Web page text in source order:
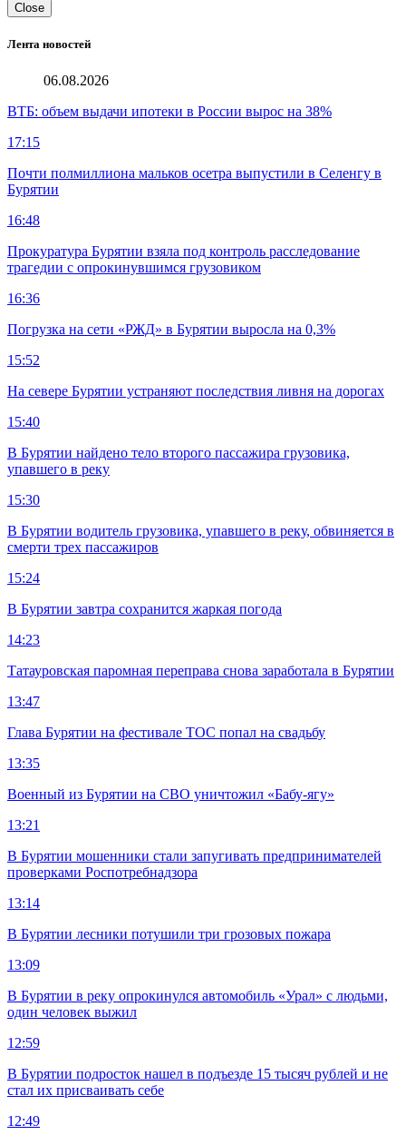
Close
Лента новостей
06.08.2026
ВТБ: объем выдачи ипотеки в России вырос на 38%
17:15
Почти полмиллиона мальков осетра выпустили в Селенгу в
Бурятии
16:48
Прокуратура Бурятии взяла под контроль расследование
трагедии с опрокинувшимся грузовиком
16:36
Погрузка на сети «РЖД» в Бурятии выросла на 0,3%
15:52
На севере Бурятии устраняют последствия ливня на дорогах
15:40
В Бурятии найдено тело второго пассажира грузовика,
упавшего в реку
15:30
В Бурятии водитель грузовика, упавшего в реку, обвиняется в
смерти трех пассажиров
15:24
В Бурятии завтра сохранится жаркая погода
14:23
Татауровская паромная переправа снова заработала в Бурятии
13:47
Глава Бурятии на фестивале ТОС попал на свадьбу
13:35
Военный из Бурятии на СВО уничтожил «Бабу-ягу»
13:21
В Бурятии мошенники стали запугивать предпринимателей
проверками Роспотребнадзора
13:14
В Бурятии лесники потушили три грозовых пожара
13:09
В Бурятии в реку опрокинулся автомобиль «Урал» с людьми,
один человек выжил
12:59
В Бурятии подросток нашел в подъезде 15 тысяч рублей и не
стал их присваивать себе
12:49